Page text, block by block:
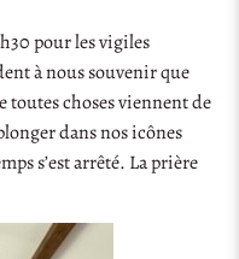
pour les vigiles
à nous souvenir que
toutes choses viennent de
dans nos icônes
s’est arrêté. La prière